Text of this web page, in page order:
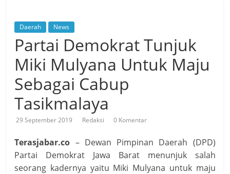
Daerah News
Partai Demokrat Tunjuk
Miki Mulyana Untuk Maju
Sebagai Cabup
Tasikmalaya
29 September 2019 Redaksi 0 Komentar
Terasjabar.co – Dewan Pimpinan Daerah (DPD)
Partai Demokrat Jawa Barat menunjuk salah
seorang kadernya yaitu Miki Mulyana untuk maju